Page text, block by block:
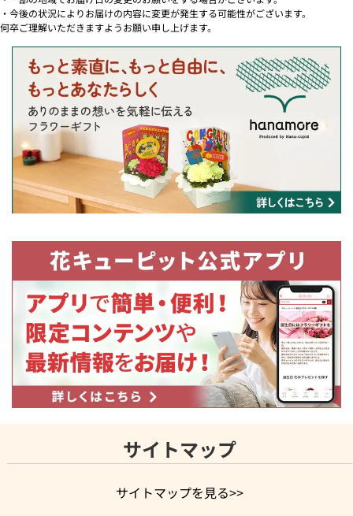
・今後の状況によりお届けの内容に変更が発生する可能性がございます。
何卒ご理解いただきますようお願い申し上げます。
サイトマップ
サイトマップを見る>>